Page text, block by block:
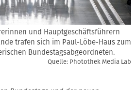
und Hauptgeschäftsführern
trafen sich im Paul-Löbe-Haus zum
Bundestagsabgeordneten.
Quelle: Photothek Media Lab